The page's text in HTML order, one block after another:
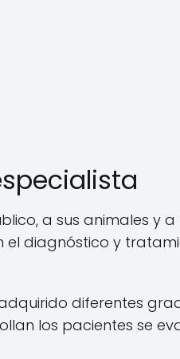
a sus animales y a
el diagnóstico y
diferentes
los pacientes se